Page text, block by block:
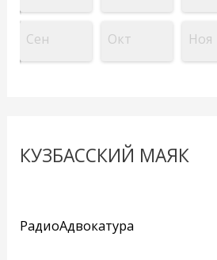
Сен Окт Ноя
КУЗБАССКИЙ МАЯК
РадиоАдвокатура